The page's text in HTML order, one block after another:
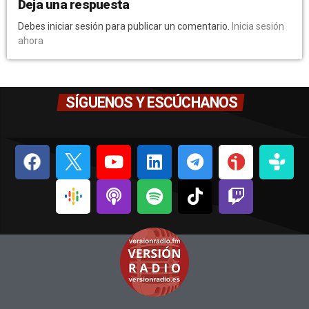
Deja una respuesta
Debes iniciar sesión para publicar un comentario.
Inicia sesión
ahora
SÍGUENOS Y ESCÚCHANOS